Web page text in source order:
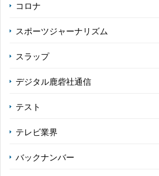
コロナ
スポーツジャーナリズム
スラップ
デジタル鹿砦社通信
テスト
テレビ業界
バックナンバー